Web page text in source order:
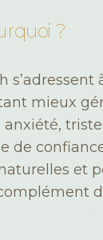
?
s’adressent
mieux
de
et